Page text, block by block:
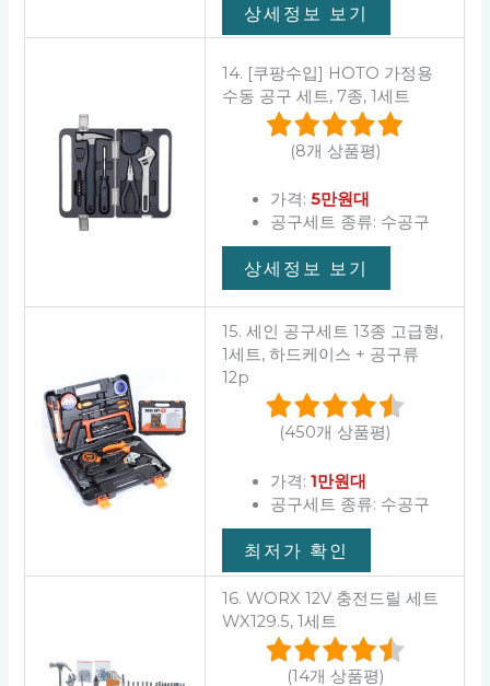
상세정보 보기
14. [쿠팡수입] HOTO 가정용
수동 공구 세트, 7종, 1세트
(8개 상품평)
가격: 5만원대
공구세트 종류: 수공구
상세정보 보기
15. 세인 공구세트 13종 고급형,
1세트, 하드케이스 + 공구류
12p
(450개 상품평)
가격: 1만원대
공구세트 종류: 수공구
최저가 확인
16. WORX 12V 충전드릴 세트
WX129.5, 1세트
(14개 상품평)